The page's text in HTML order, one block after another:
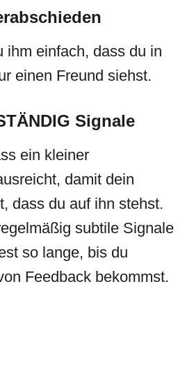
ihm einfach, dass du in
einen Freund siehst.
Signale
ein kleiner
damit dein
dass du auf ihn stehst.
subtile Signale
so lange, bis du
Feedback bekommst.